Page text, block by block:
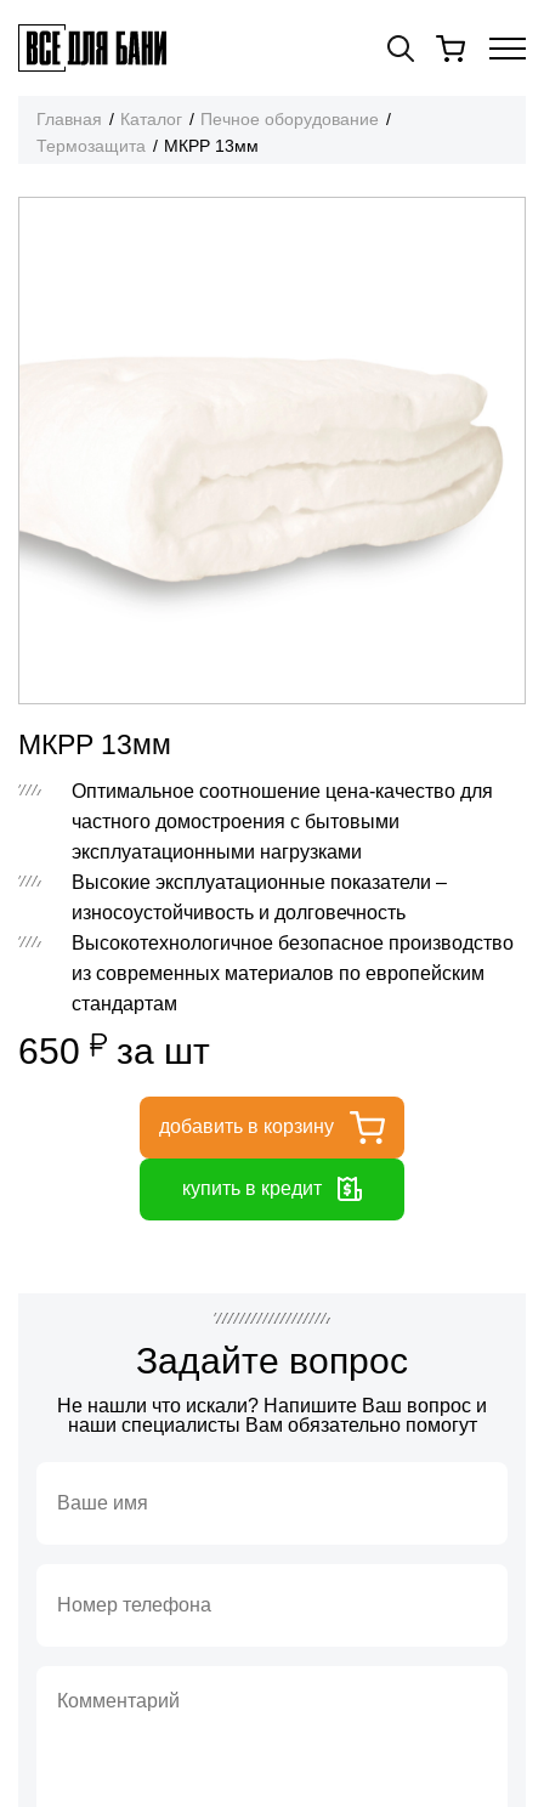
Главная Каталог
Печное оборудование
Термозащита
МКРР 13мм
МКРР 13мм
Оптимальное соотношение цена-качество для
частного домостроения с бытовыми
эксплуатационными нагрузками
Высокие эксплуатационные показатели –
износоустойчивость и долговечность
Высокотехнологичное безопасное производство
из современных материалов по европейским
стандартам
650 за шт
добавить в корзину
купить в кредит
Задайте вопрос
Не нашли что искали? Напишите Ваш вопрос и
наши специалисты Вам обязательно помогут